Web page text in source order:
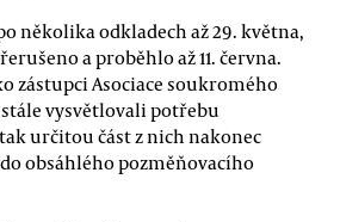
několika odkladech až 29. května,
a proběhlo až 11. června.
zástupci Asociace soukromého
vysvětlovali potřebu
určitou část z nich nakonec
obsáhlého pozměňovacího